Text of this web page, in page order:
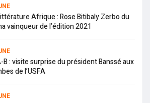
Afrique : Rose Bitibaly Zerbo du
vainqueur de l’édition 2021
B : visite surprise du président Banssé aux
de l’USFA